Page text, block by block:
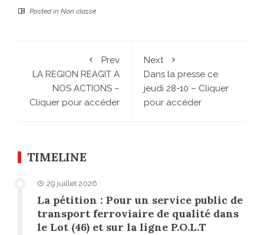
Posted in Non classé
Prev
LA REGION REAGIT A
NOS ACTIONS –
Cliquer pour accéder
Next
Dans la presse ce
jeudi 28-10 – Cliquer
pour accéder
TIMELINE
29 juillet 2026
La pétition : Pour un service public de
transport ferroviaire de qualité dans
le Lot (46) et sur la ligne P.O.L.T